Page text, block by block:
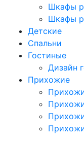
Шкафы
Шкафы
Детские
Спальни
Гостиные
Дизайн
Прихожие